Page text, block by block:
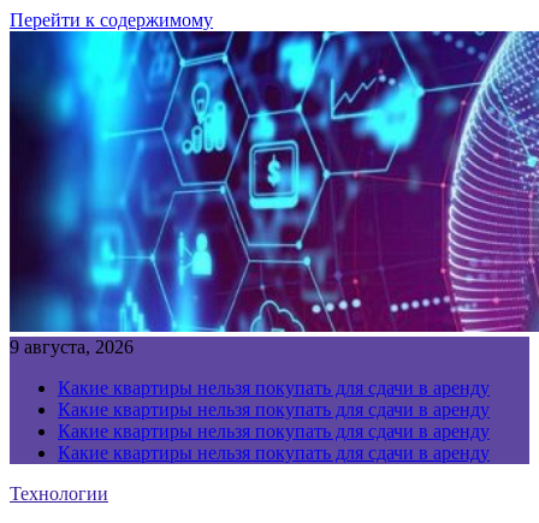
Перейти к содержимому
9 августа, 2026
Какие квартиры нельзя покупать для сдачи в аренду
Какие квартиры нельзя покупать для сдачи в аренду
Какие квартиры нельзя покупать для сдачи в аренду
Какие квартиры нельзя покупать для сдачи в аренду
Технологии